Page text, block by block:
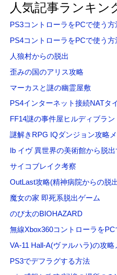
象
:
人気記事ランキン
PS3コントローラをPCで使う方
PS4コントローラをPCで使う方
人狼村からの脱出
歪みの国のアリス攻略
マーカスと謎の幽霊屋敷
PS4インターネット接続NATタ
FF14謎の事件屋ヒルディブラン
謎解きRPG IQダンジョン攻略
Ib イヴ 異世界の美術館から脱
サイコブレイク考察
OutLast攻略(精神病院からの脱
魔女の家 即死系脱出ゲーム
のび太のBIOHAZARD
無線Xbox360コントローラを
VA-11 Hall-A(ヴァルハラ)の攻略
PS3でデフラグする方法